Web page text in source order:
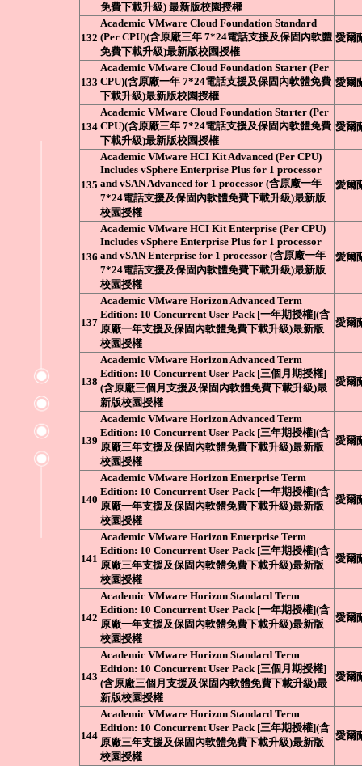
免費下載升級) 最新版校園授權
132
Academic VMware Cloud Foundation Standard
(Per CPU)(含原廠三年 7*24電話支援及保固內軟體
免費下載升級)最新版校園授權
愛爾
133
Academic VMware Cloud Foundation Starter (Per
CPU)(含原廠一年 7*24電話支援及保固內軟體免費
下載升級)最新版校園授權
愛爾
134
Academic VMware Cloud Foundation Starter (Per
CPU)(含原廠三年 7*24電話支援及保固內軟體免費
下載升級)最新版校園授權
愛爾
135
Academic VMware HCI Kit Advanced (Per CPU)
Includes vSphere Enterprise Plus for 1 processor
and vSAN Advanced for 1 processor (含原廠一年
7*24電話支援及保固內軟體免費下載升級)最新版
校園授權
愛爾
136
Academic VMware HCI Kit Enterprise (Per CPU)
Includes vSphere Enterprise Plus for 1 processor
and vSAN Enterprise for 1 processor (含原廠一年
7*24電話支援及保固內軟體免費下載升級)最新版
校園授權
愛爾
137
Academic VMware Horizon Advanced Term
Edition: 10 Concurrent User Pack [一年期授權](含
原廠一年支援及保固內軟體免費下載升級)最新版
校園授權
愛爾
138
Academic VMware Horizon Advanced Term
Edition: 10 Concurrent User Pack [三個月期授權]
(含原廠三個月支援及保固內軟體免費下載升級)最
新版校園授權
愛爾
139
Academic VMware Horizon Advanced Term
Edition: 10 Concurrent User Pack [三年期授權](含
原廠三年支援及保固內軟體免費下載升級)最新版
校園授權
愛爾
140
Academic VMware Horizon Enterprise Term
Edition: 10 Concurrent User Pack [一年期授權](含
原廠一年支援及保固內軟體免費下載升級)最新版
校園授權
愛爾
141
Academic VMware Horizon Enterprise Term
Edition: 10 Concurrent User Pack [三年期授權](含
原廠三年支援及保固內軟體免費下載升級)最新版
校園授權
愛爾
142
Academic VMware Horizon Standard Term
Edition: 10 Concurrent User Pack [一年期授權](含
原廠一年支援及保固內軟體免費下載升級)最新版
校園授權
愛爾
143
Academic VMware Horizon Standard Term
Edition: 10 Concurrent User Pack [三個月期授權]
(含原廠三個月支援及保固內軟體免費下載升級)最
新版校園授權
愛爾
144
Academic VMware Horizon Standard Term
Edition: 10 Concurrent User Pack [三年期授權](含
原廠三年支援及保固內軟體免費下載升級)最新版
校園授權
愛爾